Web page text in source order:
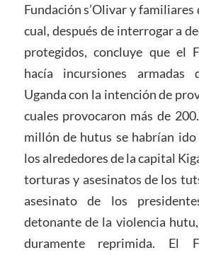
Fundación s’Olivar y familiares
cual, después de interrogar a
protegidos, concluye que el
hacía incursiones armadas
Uganda con la intención de
cuales provocaron más de
millón de hutus se habrían ido
los alrededores de la capital
torturas y asesinatos de los
asesinato de los
detonante de la violencia
duramente reprimida. El